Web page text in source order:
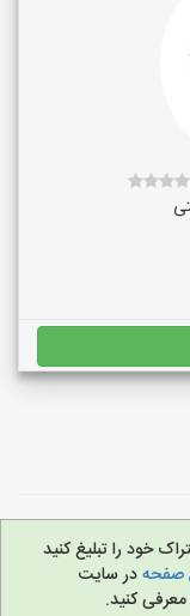
خود را تبلیغ کنید
صفحهدر سایت
کنید.